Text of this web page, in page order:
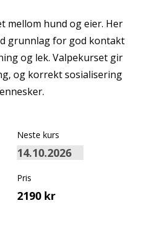
mellom hund og eier. Her
grunnlag for god kontakt
og lek. Valpekurset gir
og korrekt sosialisering
Neste kurs
Pris
2190 kr